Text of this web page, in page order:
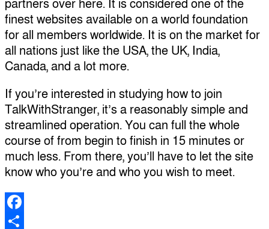
partners over here. It is considered one of the
finest websites available on a world foundation
for all members worldwide. It is on the market for
all nations just like the USA, the UK, India,
Canada, and a lot more.
If you’re interested in studying how to join
TalkWithStranger, it’s a reasonably simple and
streamlined operation. You can full the whole
course of from begin to finish in 15 minutes or
much less. From there, you’ll have to let the site
know who you’re and who you wish to meet.
Facebook